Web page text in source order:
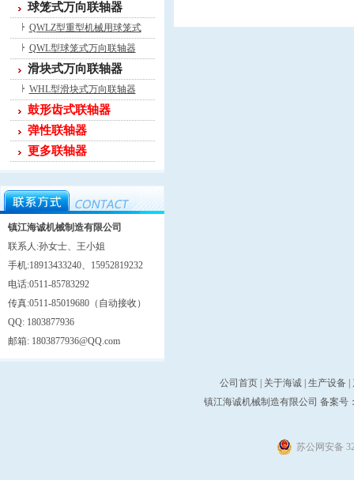
球笼式万向联轴器
QWLZ型重型机械用球笼式
QWL型球笼式万向联轴器
滑块式万向联轴器
WHL型滑块式万向联轴器
鼓形齿式联轴器
弹性联轴器
更多联轴器
镇江海诚机械制造有限公司
联系人:孙女士、王小姐
手机:18913433240、15952819232
电话:0511-85783292
传真:0511-85019680（自动接收）
QQ: 1803877936
邮箱: 1803877936@QQ.com
公司首页| 关于海诚 生产设备|
镇江海诚机械制造有限公司 备案号
苏公网安备